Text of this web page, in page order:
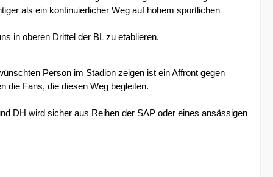
als ein kontinuierlicher Weg auf hohem sportlichen
in oberen Drittel der BL zu etablieren.
Person im Stadion zeigen ist ein Affront gegen
die Fans, die diesen Weg begleiten.
DH wird sicher aus Reihen der SAP oder eines ansässigen